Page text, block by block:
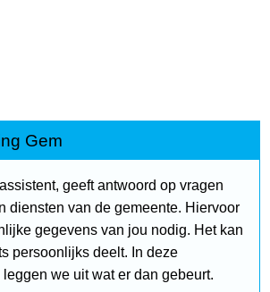
Gem
geeft antwoord op vragen
diensten van de gemeente. Hiervoor
gegevens van jou nodig. Het kan
persoonlijks deelt. In deze
we uit wat er dan gebeurt.